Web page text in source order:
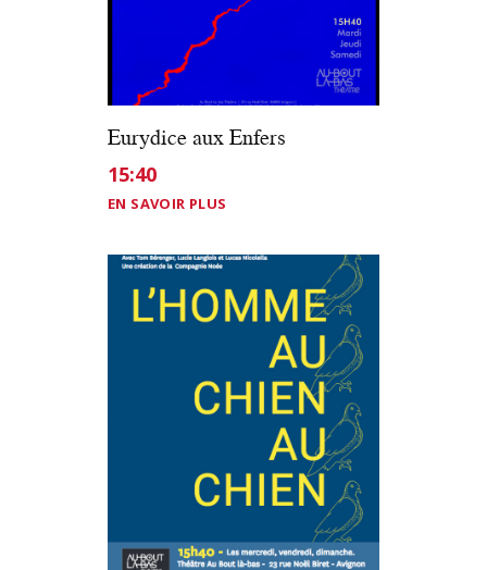
Eurydice aux Enfers
15:40
EN SAVOIR PLUS